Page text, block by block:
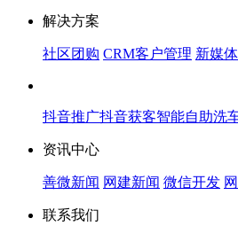
解决方案
社区团购 CRM客户管理 新媒
抖音推广抖音获客智能自助洗
资讯中心
善微新闻 网建新闻 微信开发
联系我们